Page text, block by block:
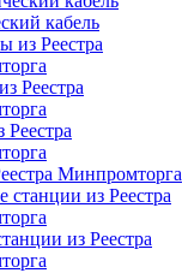
кабель
Реестра
Минпромторга
из Реестра